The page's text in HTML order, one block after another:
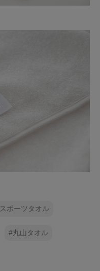
スポーツタオル
丸山タオル